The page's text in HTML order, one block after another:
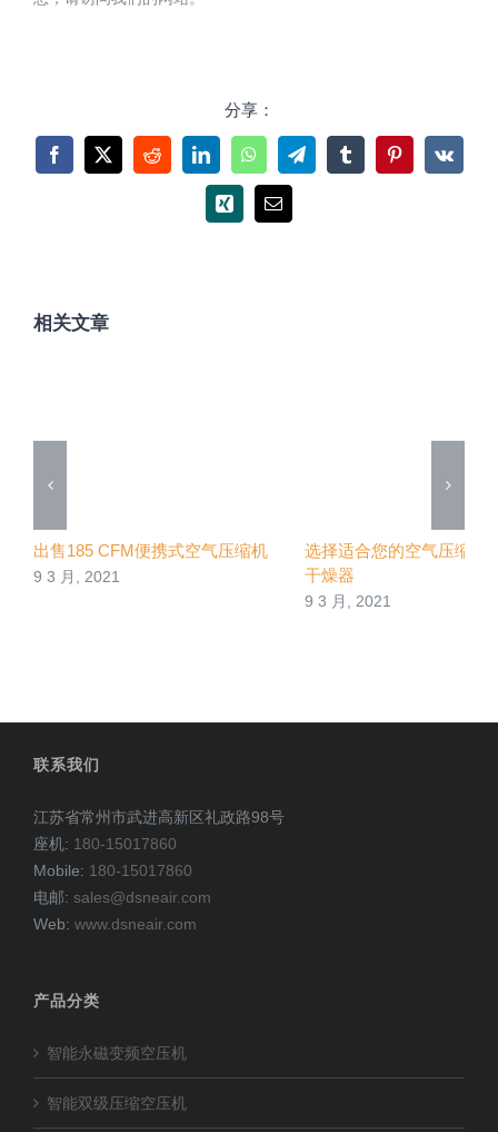
分享：
Facebook
X RedditLinkedInWhatsAppTelegramTumblrPinterest
Vk
Xing
电
相关文章
出售185 CFM便携式空气压缩机
9 3 月, 2021
选择适合您的空气压缩机
干燥器
9 3 月, 2021
联系我们
江苏省常州市武进高新区礼政路98号
座机: 180-15017860
Mobile: 180-15017860
电邮: sales@dsneair.com
Web: www.dsneair.com
产品分类
智能永磁变频空压机
智能双级压缩空压机